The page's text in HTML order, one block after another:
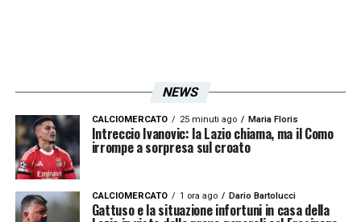
NEWS
CALCIOMERCATO 25 minuti ago Maria Floris
Intreccio Ivanovic: la Lazio chiama, ma il Como
irrompe a sorpresa sul croato
CALCIOMERCATO 1 ora ago Dario Bartolucci
Gattuso e la situazione infortuni in casa della